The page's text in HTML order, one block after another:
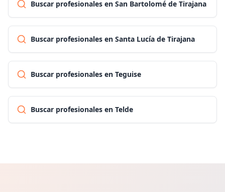
Buscar profesionales en San Bartolomé de Tirajana
Buscar profesionales en Santa Lucía de Tirajana
Buscar profesionales en Teguise
Buscar profesionales en Telde